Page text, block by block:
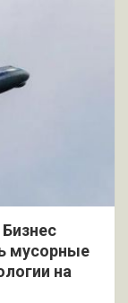
мусорные
на